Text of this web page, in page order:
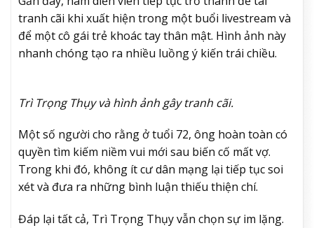
tranh cãi khi xuất hiện trong một buổi livestream và
để một cô gái trẻ khoác tay thân mật. Hình ảnh này
nhanh chóng tạo ra nhiều luồng ý kiến trái chiều.
Trì Trọng Thụy và hình ảnh gây tranh cãi.
Một số người cho rằng ở tuổi 72, ông hoàn toàn có
quyền tìm kiếm niềm vui mới sau biến cố mất vợ.
Trong khi đó, không ít cư dân mạng lại tiếp tục soi
xét và đưa ra những bình luận thiếu thiện chí.
Đáp lại tất cả, Trì Trọng Thụy vẫn chọn sự im lặng.